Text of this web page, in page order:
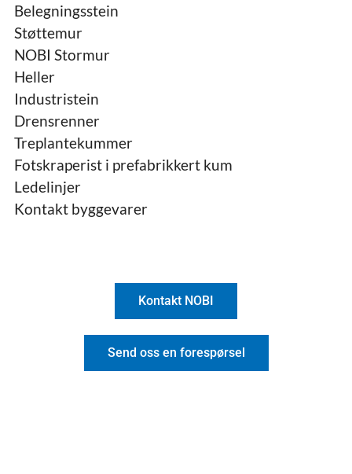
Belegningsstein
Støttemur
NOBI Stormur
Heller
Industristein
Drensrenner
Treplantekummer
Fotskraperist i prefabrikkert kum
Ledelinjer
Kontakt byggevarer
Kontakt NOBI
Send oss en forespørsel